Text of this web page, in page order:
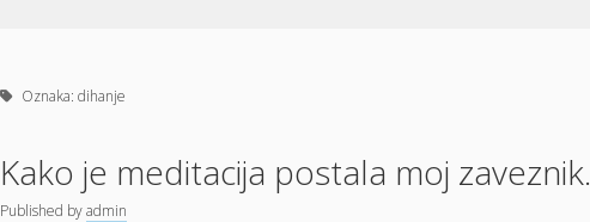
Oznaka:dihanje
Kako je meditacija postala moj zaveznik.
Published byadmin